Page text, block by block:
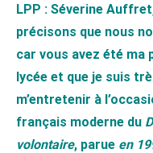
LPP : Séverine
précisons que nous
car vous avez été ma
lycée et que je suis
m’entretenir à
français moderne du
volontaire, parue en